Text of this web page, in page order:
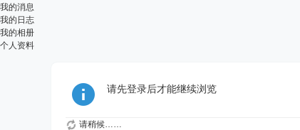
我的消息
我的日志
我的相册
个人资料
请先登录后才能继续浏览
请稍候……